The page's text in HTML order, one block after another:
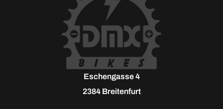
Eschengasse 4
2384 Breitenfurt